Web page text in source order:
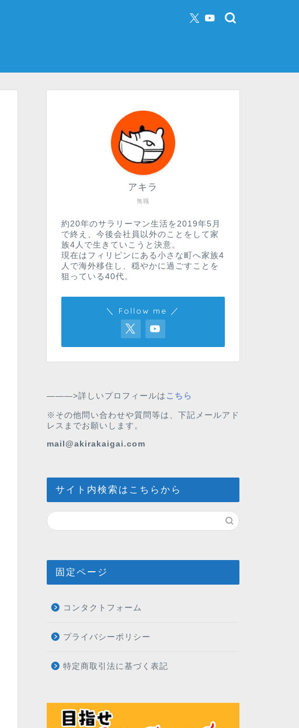
無職
アキラ
約20年のサラリーマン生活を2019年5月
で終え、今後会社員以外のことをして家
族4人で生きていこうと決意。
現在はフィリピンにある小さな町へ家族4
人で海外移住し、穏やかに過ごすことを
狙っている40代。
＼ Follow me ／
———>詳しいプロフィールは こちら
※その他問い合わせや質問等は、下記メールアド
レスまでお願いします。
mail@akirakaigai.com
サイト内検索はこちらから
固定ページ
コンタクトフォーム
プライバシーポリシー
特定商取引法に基づく表記